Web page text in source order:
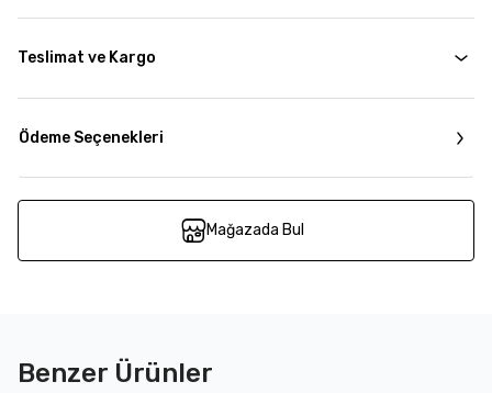
Teslimat ve Kargo
Ödeme Seçenekleri
Mağazada Bul
Benzer Ürünler